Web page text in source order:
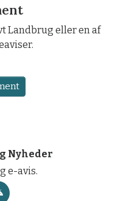
Landbrug eller en af
Nyheder
e-avis.